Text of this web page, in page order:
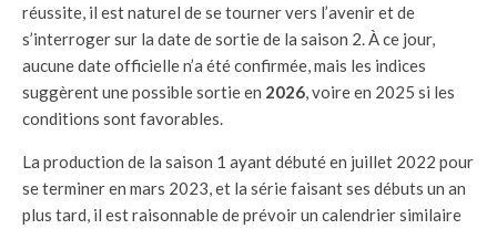
réussite, il est naturel de se tourner vers l’avenir et de
s’interroger sur la date de sortie de la saison 2. À ce jour,
aucune date officielle n’a été confirmée, mais les indices
suggèrent une possible sortie en 2026 , voire en 2025 si les
conditions sont favorables.
La production de la saison 1 ayant débuté en juillet 2022 pour
se terminer en mars 2023, et la série faisant ses débuts un an
plus tard, il est raisonnable de prévoir un calendrier similaire